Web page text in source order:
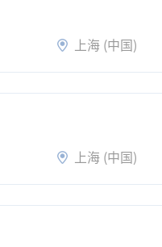
上海 (中国)
上海 (中国)